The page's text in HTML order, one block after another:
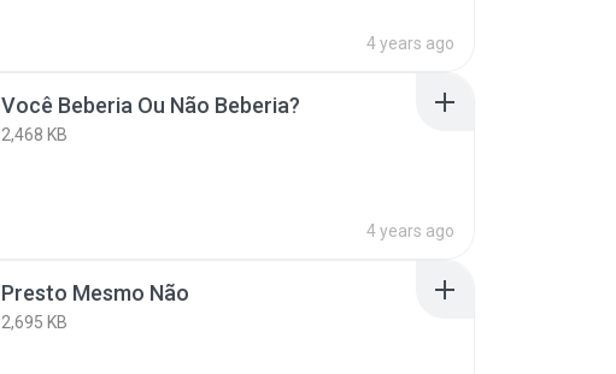
4 years ago
Você Beberia Ou Não Beberia?
2,468 KB
4 years ago
Presto Mesmo Não
2,695 KB